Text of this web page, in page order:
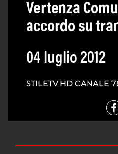
Vertenza
accordo su
04 luglio 2012
STILETV HD CANALE